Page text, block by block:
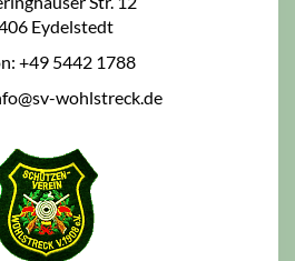
Eydelstedt
+49 5442 1788
wohlstreck.de